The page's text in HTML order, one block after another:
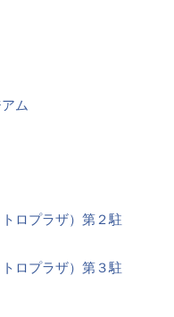
ム
ロプラザ）第２駐
ロプラザ）第３駐